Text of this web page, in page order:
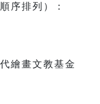
序排列）：
繪畫文教基金